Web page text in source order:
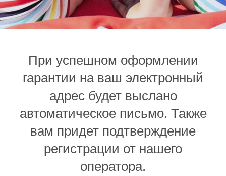
При успешном оформлении
гарантии на ваш электронный
адрес будет выслано
автоматическое письмо. Также
вам придет подтверждение
регистрации от нашего
оператора.